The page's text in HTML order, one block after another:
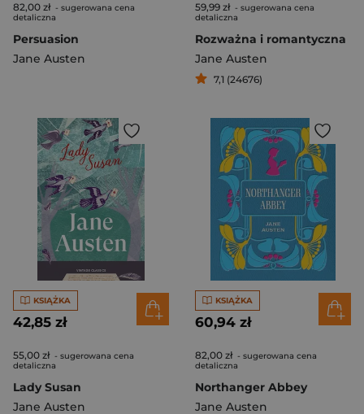
82,00 zł - sugerowana cena
detaliczna
Persuasion
Jane Austen
59,99 zł - sugerowana cena
detaliczna
Rozważna i romantyczna
Jane Austen
7,1 (24676)
KSIĄŻKA
42,85 zł
55,00 zł - sugerowana cena
detaliczna
Lady Susan
Jane Austen
KSIĄŻKA
60,94 zł
82,00 zł - sugerowana cena
detaliczna
Northanger Abbey
Jane Austen